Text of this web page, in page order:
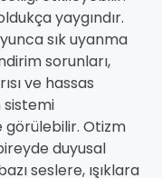
yaygındır.
sık uyanma
sorunları,
ve hassas
sistemi
görülebilir. Otizm
duyusal
seslere, ışıklara